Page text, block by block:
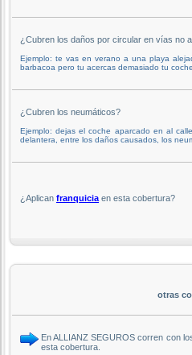
¿Cubren los daños por circular en vías no
Ejemplo: te vas en verano a una playa
barbacoa pero tu acercas demasiado tu
¿Cubren los neumáticos?
Ejemplo: dejas el coche aparcado en al
delantera, entre los daños causados, los
¿Aplican franquicia en esta cobertura?
otras
En ALLIANZ SEGUROS corren con
esta cobertura.